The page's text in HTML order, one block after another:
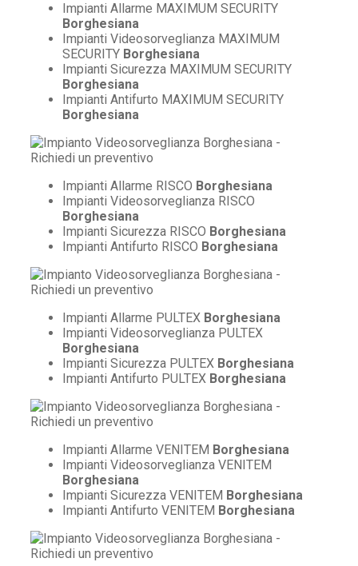
Impianti Allarme MAXIMUM SECURITY
Borghesiana
Impianti Videosorveglianza MAXIMUM
SECURITY Borghesiana
Impianti Sicurezza MAXIMUM SECURITY
Borghesiana
Impianti Antifurto MAXIMUM SECURITY
Borghesiana
Impianti Allarme RISCO Borghesiana
Impianti Videosorveglianza RISCO
Borghesiana
Impianti Sicurezza RISCO Borghesiana
Impianti Antifurto RISCO Borghesiana
Impianti Allarme PULTEX Borghesiana
Impianti Videosorveglianza PULTEX
Borghesiana
Impianti Sicurezza PULTEX Borghesiana
Impianti Antifurto PULTEX Borghesiana
Impianti Allarme VENITEM Borghesiana
Impianti Videosorveglianza VENITEM
Borghesiana
Impianti Sicurezza VENITEM Borghesiana
Impianti Antifurto VENITEM Borghesiana